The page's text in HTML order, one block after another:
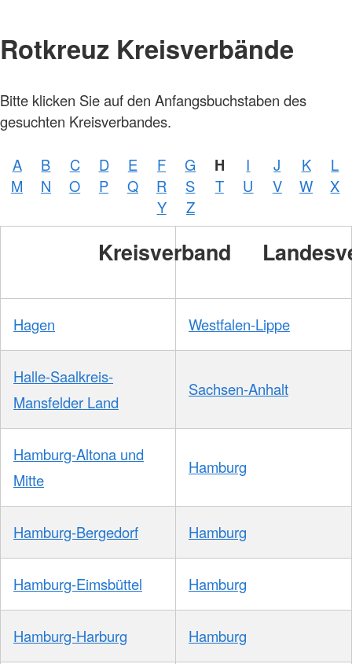
Rotkreuz Kreisverbände
Bitte klicken Sie auf den Anfangsbuchstaben des
gesuchten Kreisverbandes.
A B C D E F G H I J K
L
M
N O P Q R S T U V W
X
Y
Z
Kreisverband
Hagen Westfalen-Lippe
Halle-Saalkreis-
Mansfelder Land
Sachsen-Anhalt
Hamburg-Altona und
Mitte
Hamburg
Hamburg-Bergedorf Hamburg
Hamburg-Eimsbüttel Hamburg
Hamburg-Harburg Hamburg
Foto:
Zelck /
GmbH